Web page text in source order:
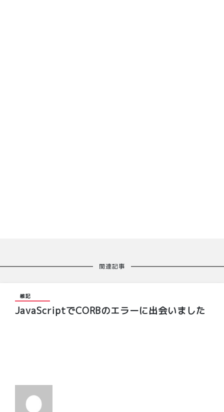
関連記事
雑記
JavaScriptでCORBのエラーに出会いました